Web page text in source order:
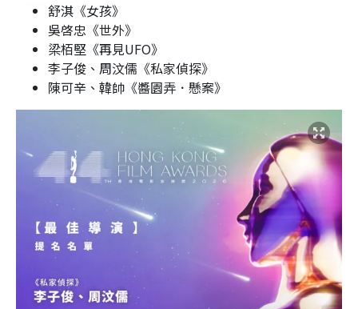
舒淇《女孩》
吳啓忠《世外》
梁栢堅《再見UFO》
李子俊、周汶儒《私家偵探》
陳可辛、韓帥《醬園弄．懸案》